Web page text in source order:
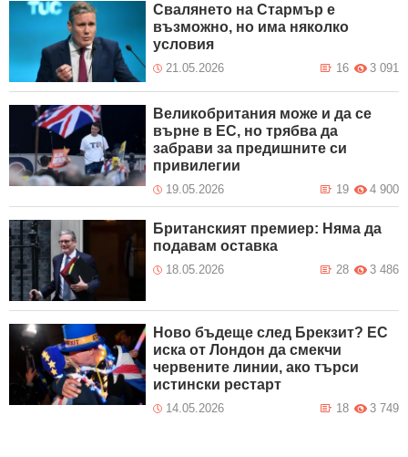
Свалянето на Стармър е
възможно, но има няколко
условия
21.05.2026 3 091
16
Великобритания може и да се
върне в ЕС, но трябва да
забрави за предишните си
привилегии
19.05.2026 4 900
19
Британският премиер: Няма да
подавам оставка
18.05.2026 3 486
28
Ново бъдеще след Брекзит? ЕС
иска от Лондон да смекчи
червенитe линии, ако търси
истински рестарт
14.05.2026 3 749
18